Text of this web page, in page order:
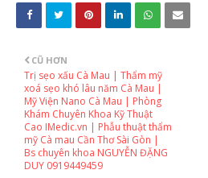
CŨ HƠN
Trị sẹo xấu Cà Mau | Thẩm mỹ
xoá sẹo khó lâu năm Cà Mau |
Mỹ Viện Nano Cà Mau | Phòng
Khám Chuyên Khoa Kỹ Thuật
Cao IMedic.vn | Phẫu thuật thẩm
mỹ Cà mau Cần Thơ Sài Gòn |
Bs chuyên khoa NGUYỄN ĐẶNG
DUY 0919449459